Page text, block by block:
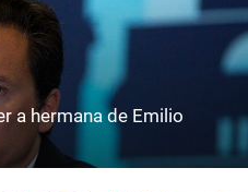
a hermana de Emilio